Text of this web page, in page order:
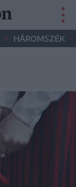
• HÁROMSZÉK •